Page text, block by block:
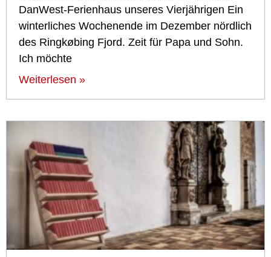
DanWest-Ferienhaus unseres Vierjährigen Ein
winterliches Wochenende im Dezember nördlich
des Ringkøbing Fjord. Zeit für Papa und Sohn.
Ich möchte
Weiterlesen »